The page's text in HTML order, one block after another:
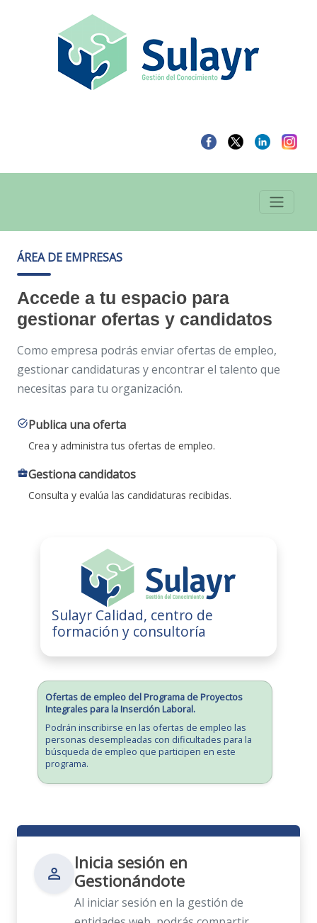
ÁREA DE EMPRESAS
Accede a tu espacio para
gestionar ofertas y candidatos
Como empresa podrás enviar ofertas de empleo,
gestionar candidaturas y encontrar el talento que
necesitas para tu organización.
task_altPublica una oferta
Crea y administra tus ofertas de empleo.
business_centerGestiona candidatos
Consulta y evalúa las candidaturas recibidas.
Sulayr Calidad, centro de
formación y consultoría
Ofertas de empleo del Programa de Proyectos
Integrales para la Inserción Laboral.
Podrán inscribirse en las ofertas de empleo las
personas desempleadas con dificultades para la
búsqueda de empleo que participen en este
programa.
person_outline
Inicia sesión en
Gestionándote
Al iniciar sesión en la gestión de